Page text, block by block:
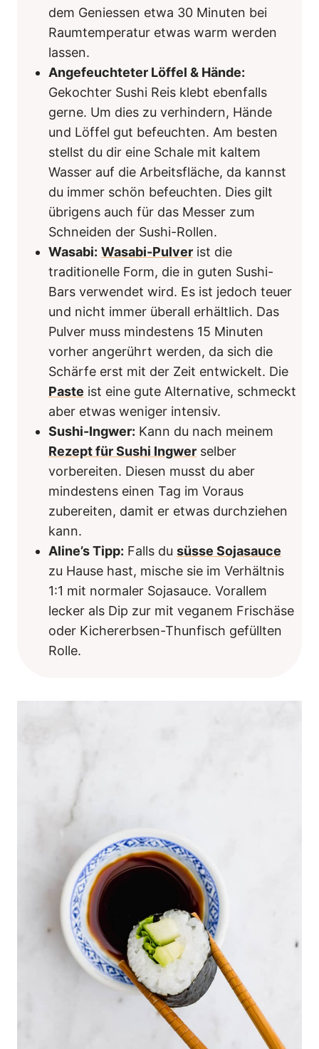
dem Geniessen etwa 30 Minuten bei
Raumtemperatur etwas warm werden
lassen.
Angefeuchteter Löffel & Hände:
Gekochter Sushi Reis klebt ebenfalls
gerne. Um dies zu verhindern, Hände
und Löffel gut befeuchten. Am besten
stellst du dir eine Schale mit kaltem
Wasser auf die Arbeitsfläche, da kannst
du immer schön befeuchten. Dies gilt
übrigens auch für das Messer zum
Schneiden der Sushi-Rollen.
Wasabi: Wasabi-Pulver ist die
traditionelle Form, die in guten Sushi-
Bars verwendet wird. Es ist jedoch teuer
und nicht immer überall erhältlich. Das
Pulver muss mindestens 15 Minuten
vorher angerührt werden, da sich die
Schärfe erst mit der Zeit entwickelt. Die
Paste ist eine gute Alternative, schmeckt
aber etwas weniger intensiv.
Sushi-Ingwer: Kann du nach meinem
Rezept für Sushi Ingwer selber
vorbereiten. Diesen musst du aber
mindestens einen Tag im Voraus
zubereiten, damit er etwas durchziehen
kann.
Aline’s Tipp: Falls du süsse Sojasauce
zu Hause hast, mische sie im Verhältnis
1:1 mit normaler Sojasauce. Vorallem
lecker als Dip zur mit veganem Frischäse
oder Kichererbsen-Thunfisch gefüllten
Rolle.